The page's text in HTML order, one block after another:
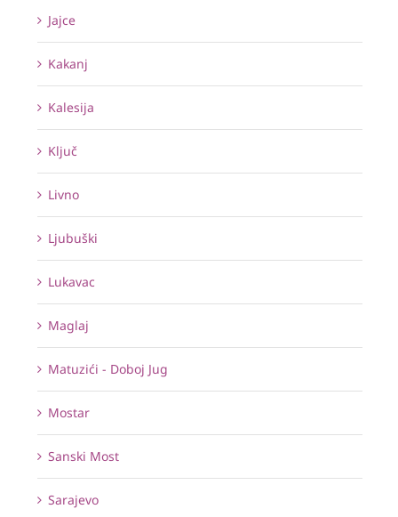
Jajce
Kakanj
Kalesija
Ključ
Livno
Ljubuški
Lukavac
Maglaj
Matuzići - Doboj Jug
Mostar
Sanski Most
Sarajevo